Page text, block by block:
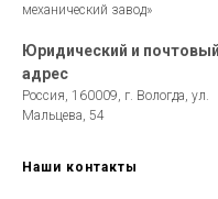
механический завод»
Юридический и почтовый
адрес
Россия, 160009, г. Вологда, ул.
Мальцева, 54
Наши контакты